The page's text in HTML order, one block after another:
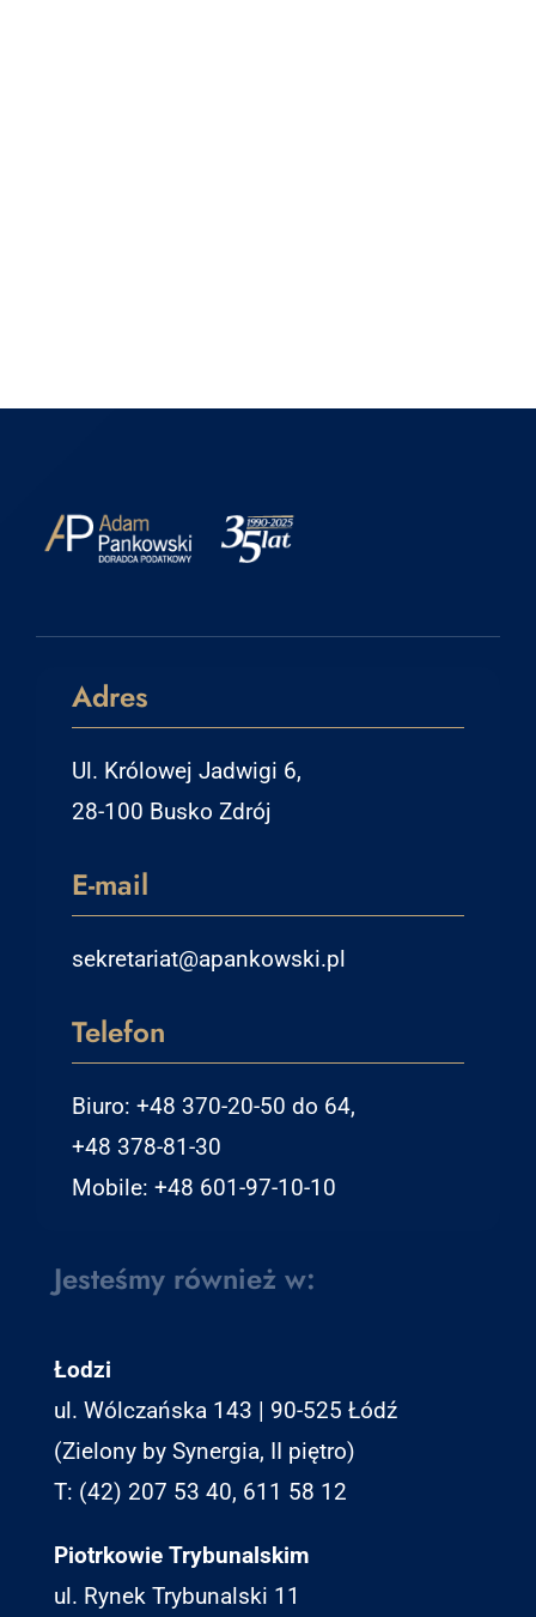
Adres
Ul. Królowej Jadwigi 6,
28-100 Busko Zdrój
E-mail
sekretariat@apankowski.pl
Telefon
Biuro: +48 370-20-50 do 64,
+48 378-81-30
Mobile: +48 601-97-10-10
Jesteśmy również w:
Łodzi
ul. Wólczańska 143 | 90-525 Łódź
(Zielony by Synergia, II piętro)
T: (42) 207 53 40, 611 58 12
Piotrkowie Trybunalskim
ul. Rynek Trybunalski 11